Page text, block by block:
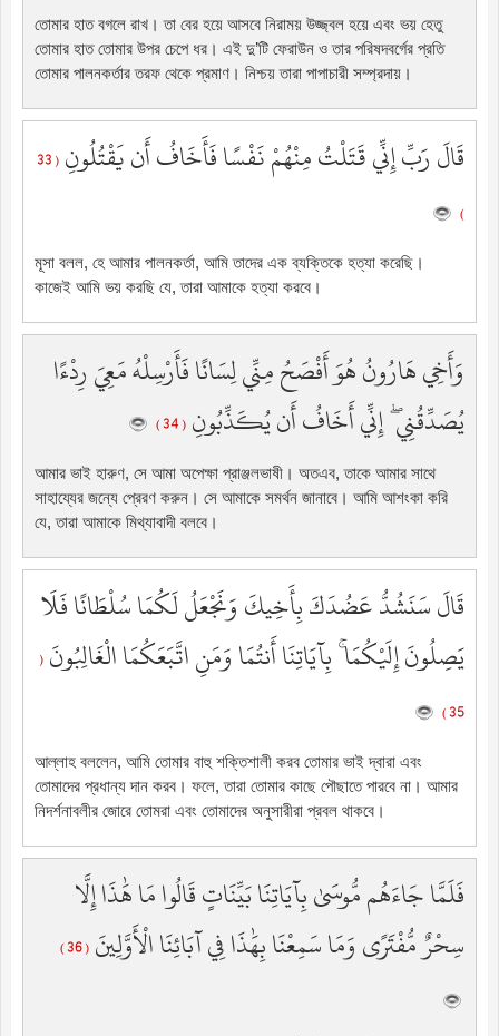
তোমার হাত বগলে রাখ। তা বের হয়ে আসবে নিরাময় উজ্জ্বল হয়ে এবং ভয় হেতু
তোমার হাত তোমার উপর চেপে ধর। এই দু’টি ফেরাউন ও তার পরিষদবর্গের প্রতি
তোমার পালনকর্তার তরফ থেকে প্রমাণ। নিশ্চয় তারা পাপাচারী সম্প্রদায়।
قَالَ رَبِّ إِنِّي قَتَلْتُ مِنْهُمْ نَفْسًا فَأَخَافُ أَن يَقْتُلُونِ ( 33
)
মূসা বলল, হে আমার পালনকর্তা, আমি তাদের এক ব্যক্তিকে হত্যা করেছি।
কাজেই আমি ভয় করছি যে, তারা আমাকে হত্যা করবে।
وَأَخِي هَارُونُ هُوَ أَفْصَحُ مِنِّي لِسَانًا فَأَرْسِلْهُ مَعِيَ رِدْءًا
يُصَدِّقُنِي ۖ إِنِّي أَخَافُ أَن يُكَذِّبُونِ ( 34 )
আমার ভাই হারুণ, সে আমা অপেক্ষা প্রাঞ্জলভাষী। অতএব, তাকে আমার সাথে
সাহায্যের জন্যে প্রেরণ করুন। সে আমাকে সমর্থন জানাবে। আমি আশংকা করি
যে, তারা আমাকে মিথ্যাবাদী বলবে।
قَالَ سَنَشُدُّ عَضُدَكَ بِأَخِيكَ وَنَجْعَلُ لَكُمَا سُلْطَانًا فَلَا
يَصِلُونَ إِلَيْكُمَا ۚ بِآيَاتِنَا أَنتُمَا وَمَنِ اتَّبَعَكُمَا الْغَالِبُونَ (
35 )
আল্লাহ বললেন, আমি তোমার বাহু শক্তিশালী করব তোমার ভাই দ্বারা এবং
তোমাদের প্রধান্য দান করব। ফলে, তারা তোমার কাছে পৌছাতে পারবে না। আমার
নিদর্শনাবলীর জোরে তোমরা এবং তোমাদের অনুসারীরা প্রবল থাকবে।
فَلَمَّا جَاءَهُم مُّوسَىٰ بِآيَاتِنَا بَيِّنَاتٍ قَالُوا مَا هَٰذَا إِلَّا
سِحْرٌ مُّفْتَرًى وَمَا سَمِعْنَا بِهَٰذَا فِي آبَائِنَا الْأَوَّلِينَ ( 36 )